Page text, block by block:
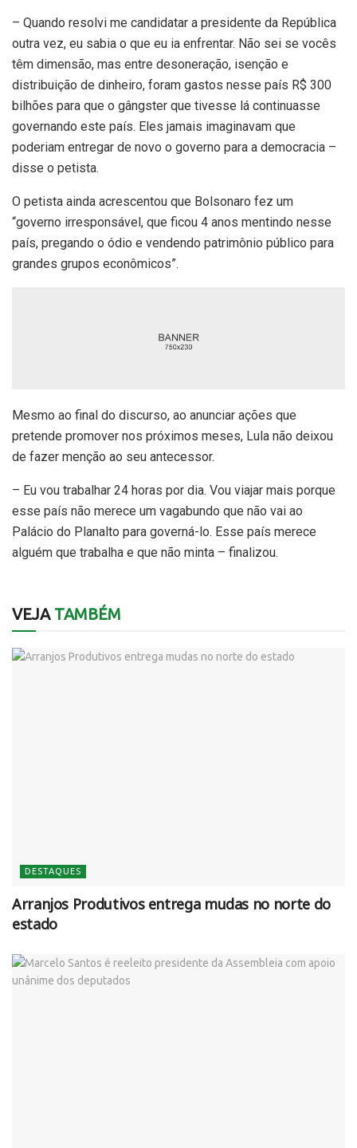
– Quando resolvi me candidatar a presidente da República
outra vez, eu sabia o que eu ia enfrentar. Não sei se vocês
têm dimensão, mas entre desoneração, isenção e
distribuição de dinheiro, foram gastos nesse país R$ 300
bilhões para que o gângster que tivesse lá continuasse
governando este país. Eles jamais imaginavam que
poderiam entregar de novo o governo para a democracia –
disse o petista.
O petista ainda acrescentou que Bolsonaro fez um
“governo irresponsável, que ficou 4 anos mentindo nesse
país, pregando o ódio e vendendo patrimônio público para
grandes grupos econômicos”.
Mesmo ao final do discurso, ao anunciar ações que
pretende promover nos próximos meses, Lula não deixou
de fazer menção ao seu antecessor.
– Eu vou trabalhar 24 horas por dia. Vou viajar mais porque
esse país não merece um vagabundo que não vai ao
Palácio do Planalto para governá-lo. Esse país merece
alguém que trabalha e que não minta – finalizou.
VEJATAMBÉM
DESTAQUES
Arranjos Produtivos entrega mudas no norte do
estado